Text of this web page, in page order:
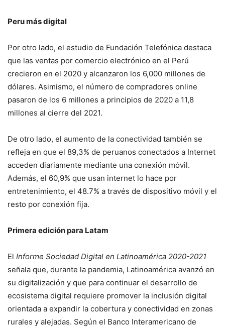
Peru más digital
Por otro lado, el estudio de Fundación Telefónica destaca
que las ventas por comercio electrónico en el Perú
crecieron en el 2020 y alcanzaron los 6,000 millones de
dólares. Asimismo, el número de compradores online
pasaron de los 6 millones a principios de 2020 a 11,8
millones al cierre del 2021.
De otro lado, el aumento de la conectividad también se
refleja en que el 89,3% de peruanos conectados a Internet
acceden diariamente mediante una conexión móvil.
Además, el 60,9% que usan internet lo hace por
entretenimiento, el 48.7% a través de dispositivo móvil y el
resto por conexión fija.
Primera edición para Latam
El Informe Sociedad Digital en Latinoamérica 2020-2021
señala que, durante la pandemia, Latinoamérica avanzó en
su digitalización y que para continuar el desarrollo de
ecosistema digital requiere promover la inclusión digital
orientada a expandir la cobertura y conectividad en zonas
rurales y alejadas. Según el Banco Interamericano de